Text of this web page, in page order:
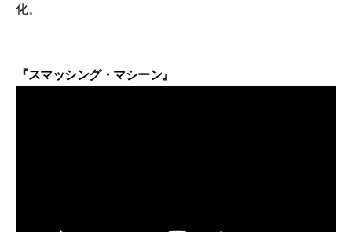
化。
『スマッシング・マシーン』